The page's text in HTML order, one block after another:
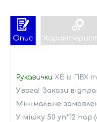
Опис
Рукавички ХБ із ПВХ
Увага! Закази
Мінімальне
У мішку 50 уп*12 пар